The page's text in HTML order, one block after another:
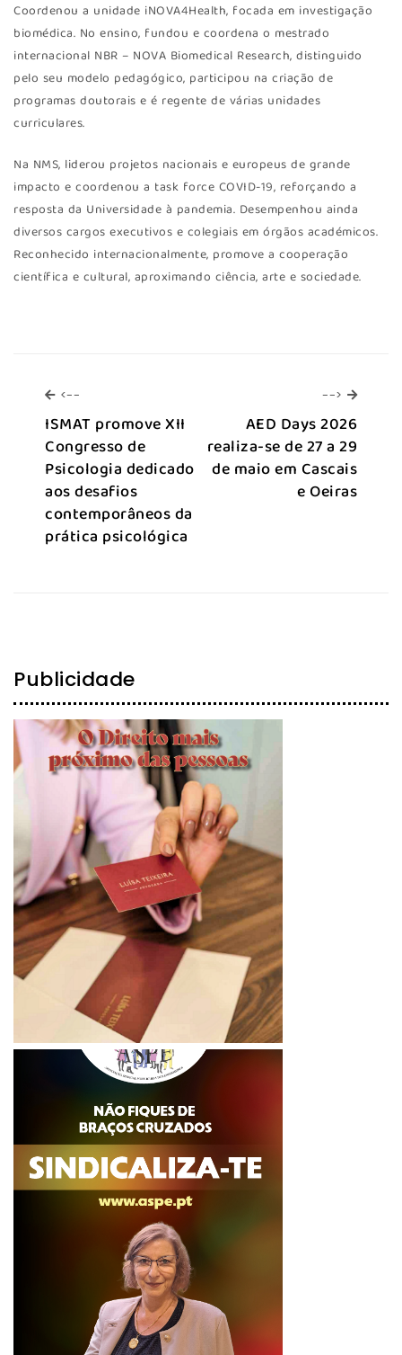
Coordenou a unidade iNOVA4Health, focada em investigação
biomédica. No ensino, fundou e coordena o mestrado
internacional NBR – NOVA Biomedical Research, distinguido
pelo seu modelo pedagógico, participou na criação de
programas doutorais e é regente de várias unidades
curriculares.
Na NMS, liderou projetos nacionais e europeus de grande
impacto e coordenou a task force COVID-19, reforçando a
resposta da Universidade à pandemia. Desempenhou ainda
diversos cargos executivos e colegiais em órgãos académicos.
Reconhecido internacionalmente, promove a cooperação
científica e cultural, aproximando ciência, arte e sociedade.
<--
ISMAT promove XII
Congresso de
Psicologia dedicado
aos desafios
contemporâneos da
prática psicológica
--> -->
AED Days 2026
realiza-se de 27 a 29
de maio em Cascais
e Oeiras
Publicidade